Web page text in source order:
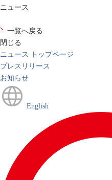
ニュース
一覧へ戻る
閉じる
ニュース トップページ
プレスリリース
お知らせ
English